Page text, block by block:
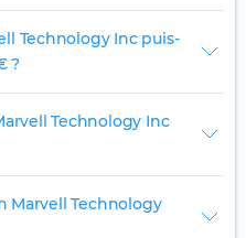
Technology Inc puis-
?
Technology Inc
Marvell Technology